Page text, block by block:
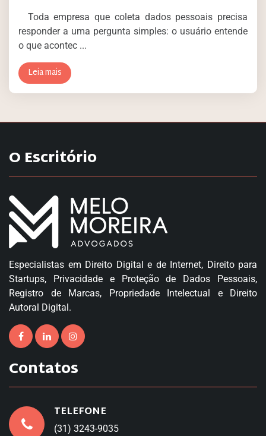
Toda empresa que coleta dados pessoais precisa
responder a uma pergunta simples: o usuário entende
o que acontec ...
Leia mais
O Escritório
Especialistas em Direito Digital e de Internet, Direito para
Startups, Privacidade e Proteção de Dados Pessoais,
Registro de Marcas, Propriedade Intelectual e Direito
Autoral Digital.
Contatos
TELEFONE
(31) 3243-9035